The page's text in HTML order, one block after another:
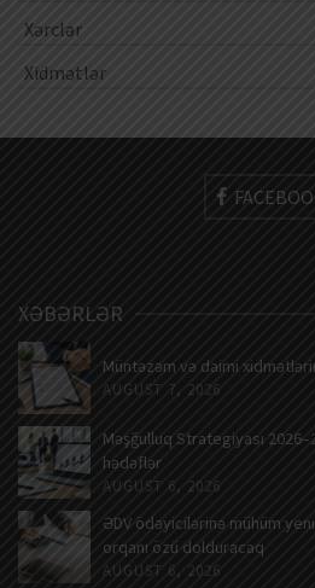
Xərclər
Xidmətlər
XƏBƏRLƏR
Müntəzəm və daimi
AUGUST 7, 2026
Məşğulluq Strategiyası
hədəflər
AUGUST 6, 2026
ƏDV ödəyicilərinə mühüm
orqanı özü dolduracaq
AUGUST 6, 2026